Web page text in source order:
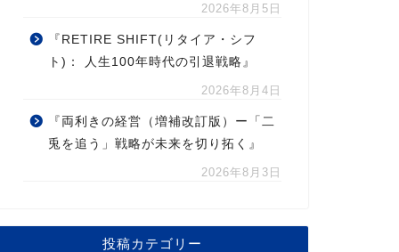
2026年8月5日
『RETIRE SHIFT(リタイア・シフ
ト)： 人生100年時代の引退戦略』
2026年8月4日
『両利きの経営（増補改訂版）ー「二
兎を追う」戦略が未来を切り拓く』
2026年8月3日
投稿カテゴリー